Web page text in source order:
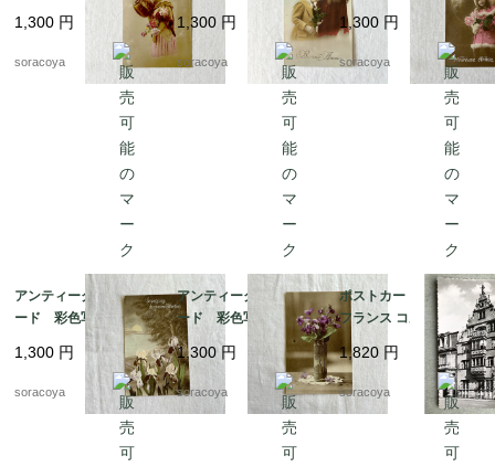
920年頃 Bonne Anne
e 19psa8-3
1,300 円
soracoya
920年頃 Bonne Anne
e 19psa8-6
1,300 円
soracoya
920年頃 Bonne Anne
e 19psa8-1
1,300 円
soracoya
アンティークポストカ
ード 彩色写真 1920
年頃 アイリス ディ
スプレーに 19psa11-2
1,300 円
soracoya
アンティークポストカ
ード 彩色写真 1920
年頃 ビオラ ディス
プレーに 19psa11-1
1,300円
soracoya
ポストカード モノクロ
フランス コルマール
ラ メゾン デ テート 12
PSu13-3
1,820 円
soracoya